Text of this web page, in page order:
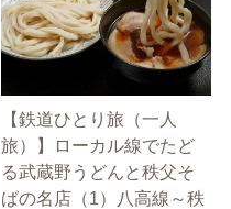
【鉄道ひとり旅（一人
旅）】ローカル線でたど
る武蔵野うどんと秩父そ
ばの名店（1）八高線～秩